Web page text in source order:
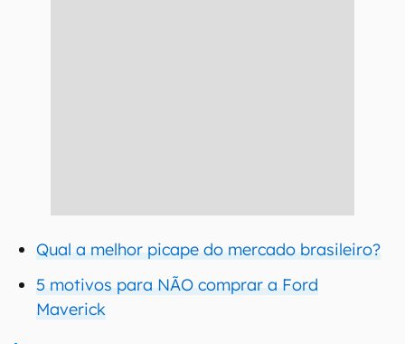
Qual a melhor picape do mercado brasileiro?
5 motivos para NÃO comprar a Ford
Maverick